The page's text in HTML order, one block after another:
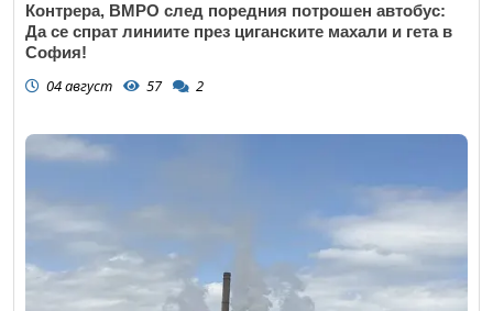
Контрера, ВМРО след поредния потрошен автобус:
Да се спрат линиите през циганските махали и гета в
София!
04 август 57 2